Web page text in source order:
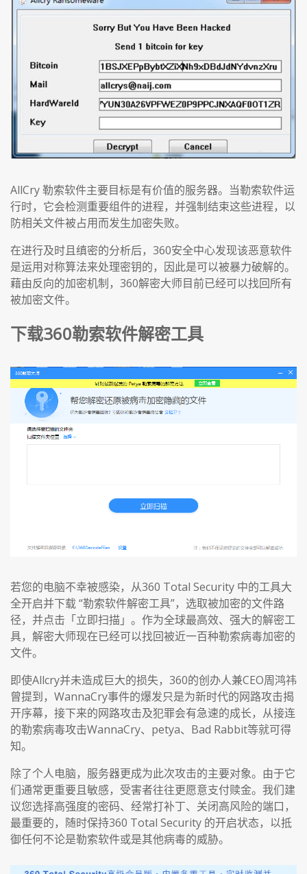
AllCry 勒索软件主要目标是有价值的服务器。当勒索软件运
行时，它会检测重要组件的进程，并强制结束这些进程，以
防相关文件被占用而发生加密失败。
在进行及时且缜密的分析后，360安全中心发现该恶意软件
是运用对称算法来处理密钥的，因此是可以被暴力破解的。
藉由反向的加密机制，360解密大师目前已经可以找回所有
被加密文件。
下载360勒索软件解密工具
若您的电脑不幸被感染，从360 Total Security 中的工具大
全开启并下载 “勒索软件解密工具”，选取被加密的文件路
径，并点击「立即扫描」。作为全球最高效、强大的解密工
具，解密大师现在已经可以找回被近一百种勒索病毒加密的
文件。
即使Allcry并未造成巨大的损失，360的创办人兼CEO周鸿祎
曾提到，WannaCry事件的爆发只是为新时代的网路攻击揭
开序幕，接下来的网路攻击及犯罪会有急速的成长，从接连
的勒索病毒攻击WannaCry、petya、Bad Rabbit等就可得
知。
除了个人电脑，服务器更成为此次攻击的主要对象。由于它
们通常更重要且敏感，受害者往往更愿意支付赎金。我们建
议您选择高强度的密码、经常打补丁、关闭高风险的端口，
最重要的，随时保持360 Total Security 的开启状态，以抵
御任何不论是勒索软件或是其他病毒的威胁。